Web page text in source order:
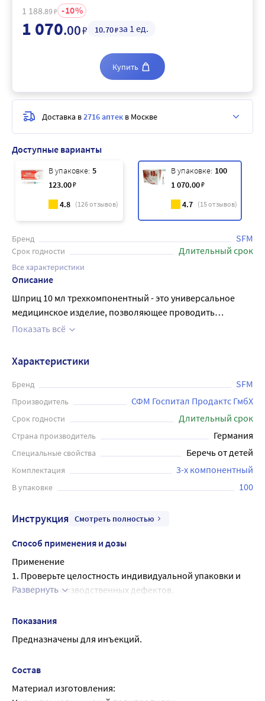
Доступные варианты
В упаковке: 5
123.00₽
4.8 (126отзывов)
В упаковке: 100
1 070.00₽
4.7 (15отзывов)
Бренд SFM
Срок годности Длительный срок
Все характеристики
Описание
Шприц 10 мл трехкомпонентный - это универсальное
медицинское изделие, позволяющее проводить
инъекции с высокой точностью и безопасностью. Он
резиновой манжеты на поршне (третий компонент). В
комплекте идет 100 штук шприцев от производителя sfm.
Изготовлены они из высококачественных материалов и
имеют точные и четкие метки для удобства
использования. Шприцы имеют объем 10 мл и могут
использоваться для инъекций различных лекарственных
препаратов. Шприцы предназначены только для
одноразового использования.
Показать всё
1 188.89₽ 10
1 070.00₽ 10.70₽за 1 ед.
Купить
Доставка в2716 аптек в Москве
Характеристики
Бренд SFM
Производитель СФМ Госпитал Продактс ГмбХ
Срок годности Длительный срок
Страна производитель Германия
Специальные свойства Беречь от детей
Комплектация 3-х компонентный
В упаковке 100
Инструкция Смотреть полностью
Способ применения и дозы
Применение
1. Проверьте целостность индивидуальной упаковки и
наличие производственных дефектов.
3. Вскройте индивидуальную упаковку, извлеките шприц.
4. Плотно наденьте иглу на наконечник шприца, если она
не надета. Проверьте плотность соединения иглы со
5. Приведите положение штока-поршня к нулевой
отметке.
Развернуть
Показания
Предназначены для инъекций.
Состав
Материал изготовления: